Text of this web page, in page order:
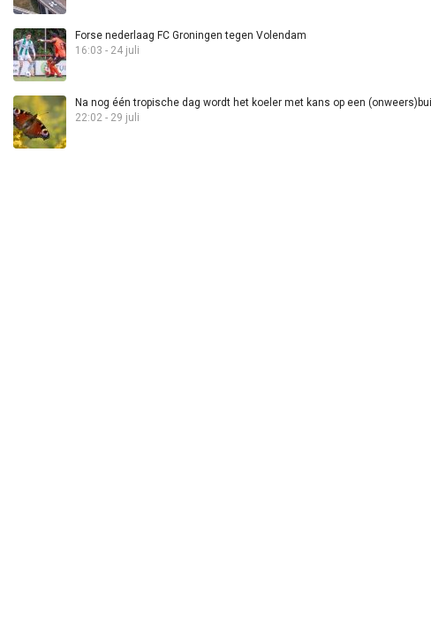
Forse nederlaag FC Groningen tegen Volendam
16:03 - 24 juli
Na nog één tropische dag wordt het koeler met kans op een
22:02 - 29 juli